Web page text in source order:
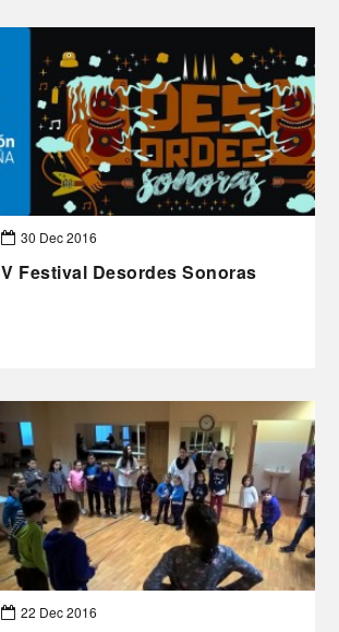
30 Dec 2016
V Festival Desordes Sonoras
22 Dec 2016